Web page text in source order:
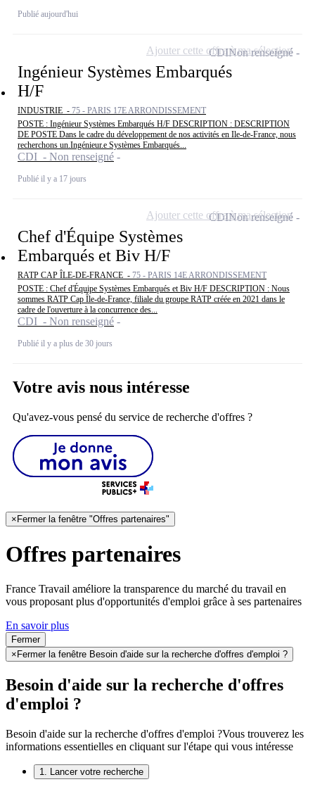
Publié aujourd'hui
Ingénieur Systèmes Embarqués
H/F
INDUSTRIE - 75 - PARIS 17E ARRONDISSEMENT
POSTE : Ingénieur Systèmes Embarqués H/F DESCRIPTION : DESCRIPTION
DE POSTE Dans le cadre du développement de nos activités en Ile-de-France, nous
recherchons un.Ingénieur.e Systèmes Embarqués...
CDI - Non renseigné
Publié il y a 17 jours
CDINon renseigné
Ajouter cette offre à ma sélection
Chef d'Équipe Systèmes
Embarqués et Biv H/F
RATP CAP ÎLE-DE-FRANCE - 75 - PARIS 14E ARRONDISSEMENT
POSTE : Chef d'Équipe Systèmes Embarqués et Biv H/F DESCRIPTION : Nous
sommes RATP Cap Île-de-France, filiale du groupe RATP créée en 2021 dans le
cadre de l'ouverture à la concurrence des...
CDI - Non renseigné
Publié il y a plus de 30 jours
CDINon renseigné
Ajouter cette offre à ma sélection
Votre avis nous intéresse
Qu'avez-vous pensé du service de recherche d'offres ?
× Fermer la fenêtre "Offres partenaires"
Offres partenaires
France Travail améliore la transparence du marché du travail en
vous proposant plus d'opportunités d'emploi grâce à ses partenaires
En savoir plus
Fermer
×Fermer la fenêtre Besoin d'aide sur la recherche d'offres d'emploi ?
Besoin d'aide sur la recherche d'offres
d'emploi ?
Besoin d'aide sur la recherche d'offres d'emploi ?Vous trouverez les
informations essentielles en cliquant sur l'étape qui vous intéresse
1. Lancer votre recherche